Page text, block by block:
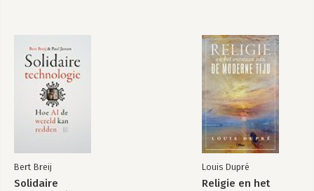
Bert Breij
Solidaire
Louis Dupré
Religie en het